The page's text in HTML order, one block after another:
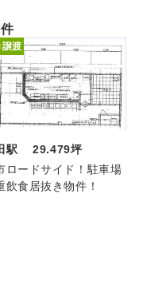
譲渡
駅 29.479坪
ロードサイド！駐車場
飲食居抜き物件！